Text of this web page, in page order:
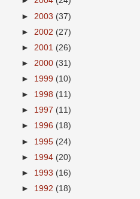
► 2003 (37)
► 2002 (27)
► 2001 (26)
► 2000 (31)
► 1999 (10)
► 1998 (11)
► 1997 (11)
► 1996 (18)
► 1995 (24)
► 1994 (20)
► 1993 (16)
► 1992 (18)